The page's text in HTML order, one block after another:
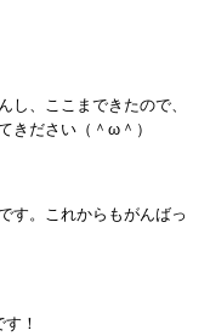
し、ここまできたので、
きださい（＾ω＾）
す。これからもがんばっ
！